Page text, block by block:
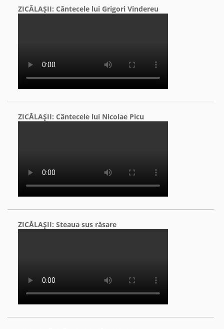
ZICĂLAŞII: Cântecele lui Grigori Vindereu
ZICĂLAŞII: Cântecele lui Nicolae Picu
ZICĂLAŞII: Steaua sus răsare